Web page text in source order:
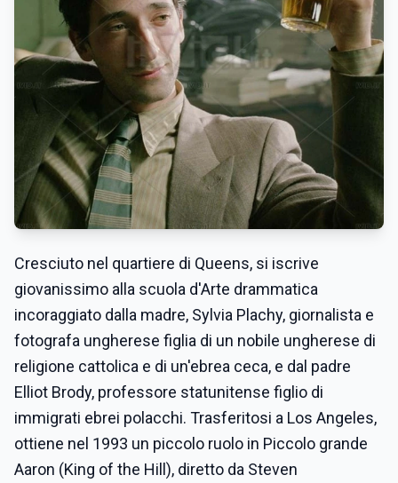
Cresciuto nel quartiere di Queens, si iscrive
giovanissimo alla scuola d'Arte drammatica
incoraggiato dalla madre, Sylvia Plachy, giornalista e
fotografa ungherese figlia di un nobile ungherese di
religione cattolica e di un'ebrea ceca, e dal padre
Elliot Brody, professore statunitense figlio di
immigrati ebrei polacchi. Trasferitosi a Los Angeles,
ottiene nel 1993 un piccolo ruolo in Piccolo grande
Aaron (King of the Hill), diretto da Steven